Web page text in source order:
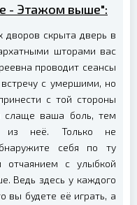
- Этажом выше":
дворов скрыта дверь в
шторами вас
проводит сеансы
с умершими, но
с той стороны
слаще ваша боль, тем
из неё. Только не
себя по ту
отчаянием с улыбкой
Ведь здесь у каждого
вы будете её играть, а